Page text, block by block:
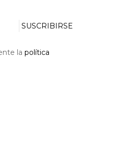
SUSCRIBIRSE
la política